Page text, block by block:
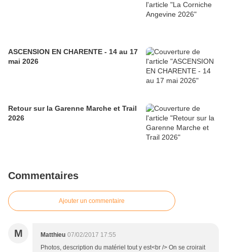
ASCENSION EN CHARENTE - 14 au 17
mai 2026
Retour sur la Garenne Marche et Trail
2026
Commentaires
Ajouter un commentaire
M Matthieu 07/02/2017 17:55
Photos, description du matériel tout y est<br /> On se croirait